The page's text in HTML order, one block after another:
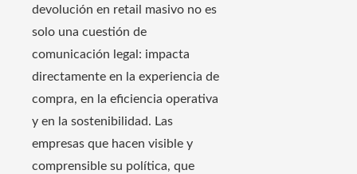
devolución en retail masivo no es
solo una cuestión de
comunicación legal: impacta
directamente en la experiencia de
compra, en la eficiencia operativa
y en la sostenibilidad. Las
empresas que hacen visible y
comprensible su política, que